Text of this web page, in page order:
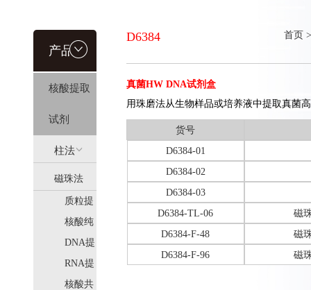
产品信
息
核酸提取
试剂
柱法
(HiPure)
磁珠法
质粒提
取
核酸纯
化
DNA提
取
RNA提
取
核酸共
D6384 首页 >
真菌HW DNA试剂盒
用珠磨法从生物样品或培养液中提取真菌
货号
D6384-01
D6384-02
D6384-03
D6384-TL-06
磁
D6384-F-48
磁
D6384-F-96
磁